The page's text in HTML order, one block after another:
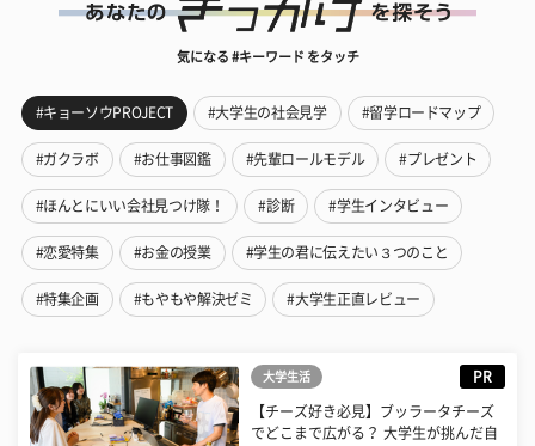
気になる #キーワード をタッチ
#キョーソウPROJECT #大学生の社会見学 #留学ロードマップ
#ガクラボ #お仕事図鑑 #先輩ロールモデル #プレゼント
#ほんとにいい会社見つけ隊！ #診断 #学生インタビュー
#恋愛特集 #お金の授業 #学生の君に伝えたい３つのこと
#特集企画 #もやもや解決ゼミ #大学生正直レビュー
大学生活 PR
【チーズ好き必見】ブッラータチーズ
でどこまで広がる？ 大学生が挑んだ自